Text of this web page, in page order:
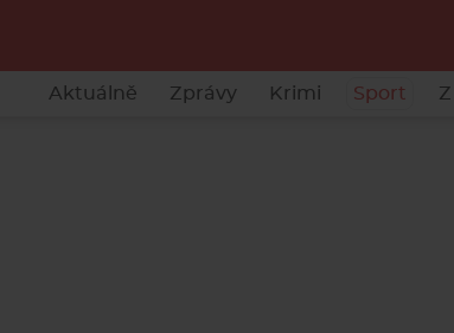
Aktuálně Zprávy Krimi Sport